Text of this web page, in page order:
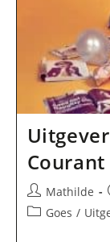
Courant
Bericht
auteur:
Mathilde
Goes /